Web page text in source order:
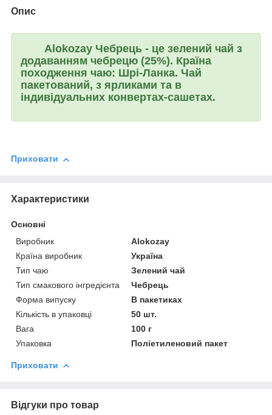
Опис
Alokozay Чебрець - це зелений чай з
додаванням чебрецю (25%). Країна
походження чаю: Шрі-Ланка. Чай
пакетований, з ярликами та в
індивідуальних конвертах-сашетах.
Приховати
Характеристики
Основні
Виробник
Alokozay
Країна виробник
Україна
Тип чаю
Зелений чай
Тип смакового інгредієнта
Чебрець
Форма випуску
В пакетиках
Кількість в упаковці
50 шт.
Вага
100 г
Упаковка
Поліетиленовий пакет
Приховати
Відгуки про товар